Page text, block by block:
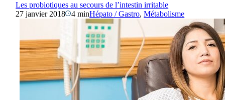
Les probiotiques au secours de l’intestin irritable
27 janvier 2018
4 minHépato / Gastro,Métabolisme